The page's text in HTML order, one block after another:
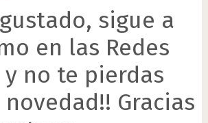
sigue a
en las Redes
no te pierdas
Gracias